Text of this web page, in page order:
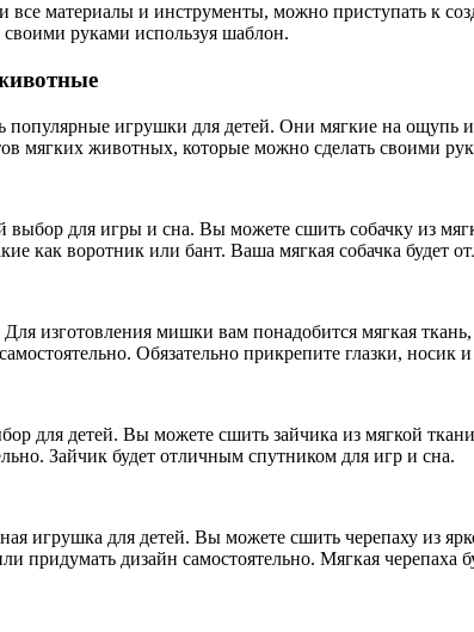
все материалы и инструменты, можно приступать к
руками используя шаблон.
популярные игрушки для детей. Они мягкие на
мягких животных, которые можно сделать своими
выбор для игры и сна. Вы можете сшить собачку из
как воротник или бант. Ваша мягкая собачка будет
изготовления мишки вам понадобится мягкая
Обязательно прикрепите глазки,
для детей. Вы можете сшить зайчика из мягкой
Зайчик будет отличным спутником для игр и сна.
игрушка для детей. Вы можете сшить черепаху из
придумать дизайн самостоятельно. Мягкая